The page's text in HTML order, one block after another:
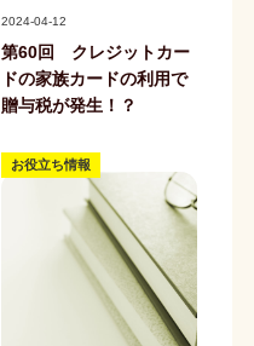
2024-04-12
第60回 クレジットカー
ドの家族カードの利用で
贈与税が発生！？
お役立ち情報